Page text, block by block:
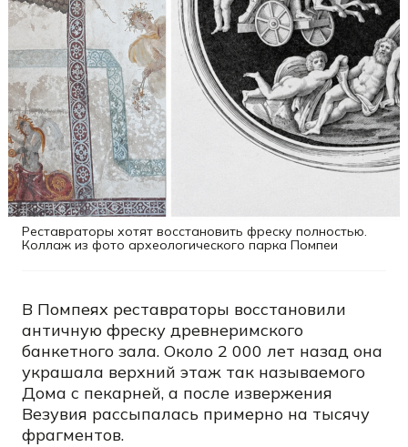
Реставраторы хотят восстановить фреску полностью.
Коллаж из фото археологического парка Помпеи
В Помпеях реставраторы восстановили
античную фреску древнеримского
банкетного зала. Около 2 000 лет назад она
украшала верхний этаж так называемого
Дома с пекарней, а после извержения
Везувия рассыпалась примерно на тысячу
фрагментов.